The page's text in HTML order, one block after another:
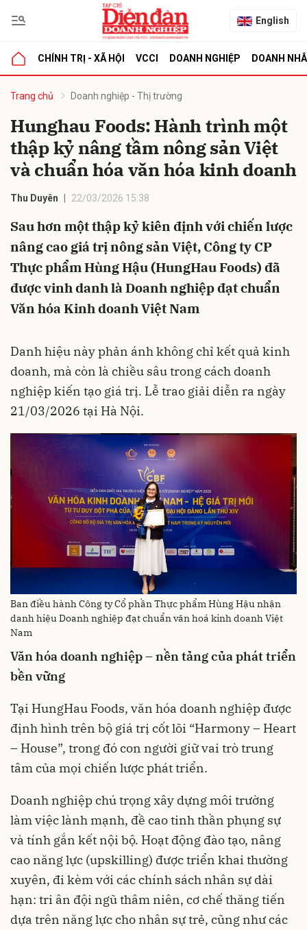
English
CHÍNH TRỊ - XÃ HỘI VCCI DOANH NGHIỆP DOANH
Trang chủ Doanh nghiệp - Thị trường
Hunghau Foods: Hành trình một
thập kỷ nâng tầm nông sản Việt
và chuẩn hóa văn hóa kinh doanh
Thu Duyên 22/03/2026 15:38
Sau hơn một thập kỷ kiên định với chiến lược
nâng cao giá trị nông sản Việt, Công ty CP
Thực phẩm Hùng Hậu (HungHau Foods) đã
được vinh danh là Doanh nghiệp đạt chuẩn
Văn hóa Kinh doanh Việt Nam
Danh hiệu này phản ánh không chỉ kết quả kinh
doanh, mà còn là chiều sâu trong cách doanh
nghiệp kiến tạo giá trị. Lễ trao giải diễn ra ngày
21/03/2026 tại Hà Nội.
Ban điều hành Công ty Cổ phần Thực phẩm Hùng Hậu nhận
danh hiệu Doanh nghiệp đạt chuẩn văn hoá kinh doanh Việt
Nam
Văn hóa doanh nghiệp – nền tảng của phát triển
bền vững
Tại HungHau Foods, văn hóa doanh nghiệp được
định hình trên bộ giá trị cốt lõi “Harmony – Heart
– House”, trong đó con người giữ vai trò trung
tâm của mọi chiến lược phát triển.
Doanh nghiệp chú trọng xây dựng môi trường
làm việc lành mạnh, đề cao tinh thần phụng sự
và tính gắn kết nội bộ. Hoạt động đào tạo, nâng
cao năng lực (upskilling) được triển khai thường
xuyên, đi kèm với các chính sách nhân sự dài
hạn: tri ân đội ngũ thâm niên, cơ chế thăng tiến
dựa trên năng lực cho nhân sự trẻ, cũng như các
luận
Hủy